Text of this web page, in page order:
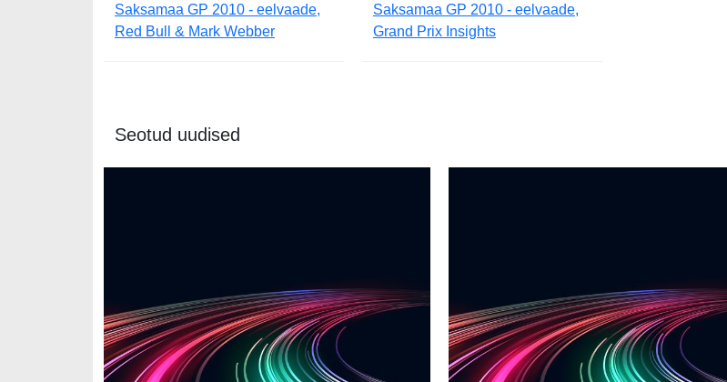
Saksamaa GP 2010 - eelvaade,
Red Bull & Mark Webber
Saksamaa GP 2010 - eelvaade,
Grand Prix Insights
Seotud uudised